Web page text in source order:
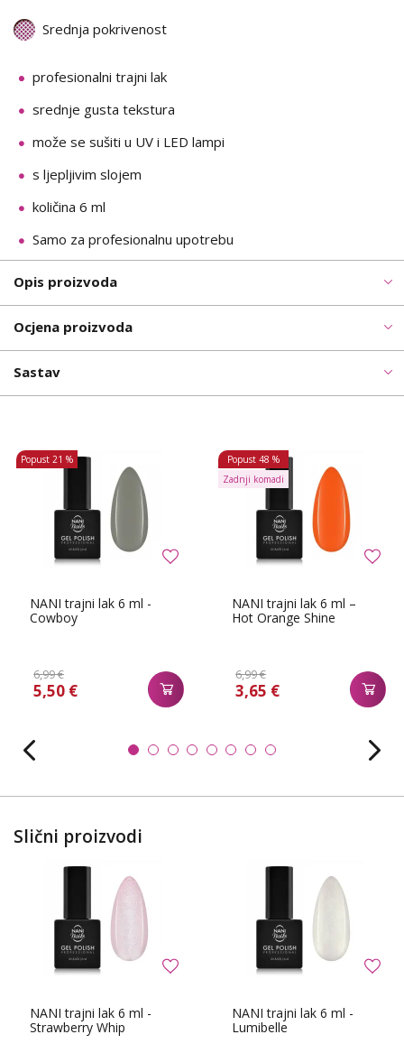
Srednja pokrivenost
profesionalni trajni lak
srednje gusta tekstura
može se sušiti u UV i LED lampi
s ljepljivim slojem
količina 6 ml
Samo za profesionalnu upotrebu
Opis proizvoda
Ocjena proizvoda
Sastav
NANI trajni lak 6 ml -
Cowboy
6,99 €
5,50 €
Popust 21 %
NANI trajni lak 6 ml –
Hot Orange Shine
6,99 €
3,65 €
Popust 48 %
Zadnji komadi
Slični proizvodi
NANI trajni lak 6 ml -
Strawberry Whip
NANI trajni lak 6 ml -
Lumibelle